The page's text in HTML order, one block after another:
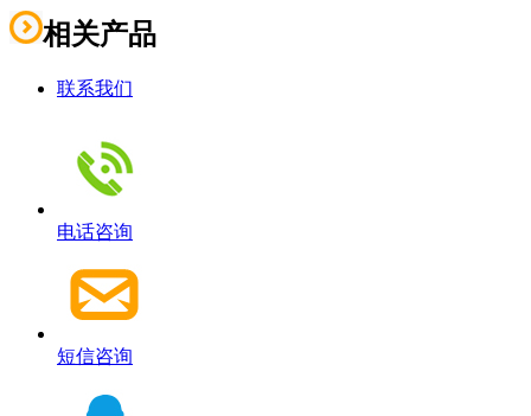
相关产品
联系我们
电话咨询
短信咨询